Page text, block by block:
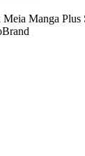
Manga Plus